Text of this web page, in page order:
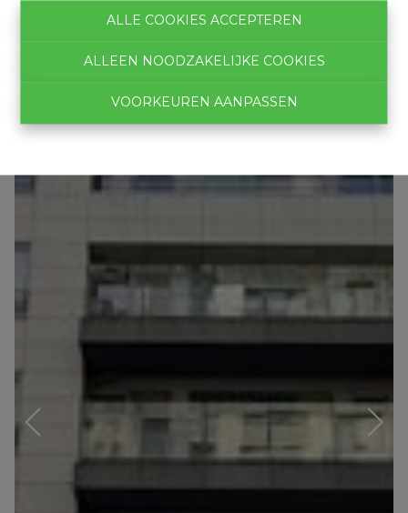
ALLE COOKIES ACCEPTEREN
ALLEEN NOODZAKELIJKE COOKIES
VOORKEUREN AANPASSEN